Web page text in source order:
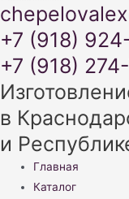
+7 (918)
+7 (918)
в
и
Меню
Главная
Каталог